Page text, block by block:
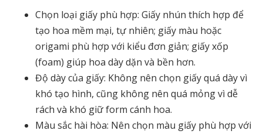
Chọn loại giấy phù hợp: Giấy nhún thích hợp để
tạo hoa mềm mại, tự nhiên; giấy màu hoặc
origami phù hợp với kiểu đơn giản; giấy xốp
(foam) giúp hoa dày dặn và bền hơn.
Độ dày của giấy: Không nên chọn giấy quá dày vì
khó tạo hình, cũng không nên quá mỏng vì dễ
rách và khó giữ form cánh hoa.
Màu sắc hài hòa: Nên chọn màu giấy phù hợp với